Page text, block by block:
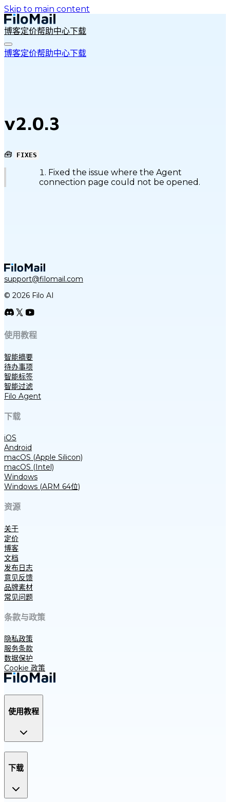
Skip to main content
博客定价帮助中心下载
博客定价帮助中心下载
v2.0.3
🧰 FIXES
Fixed the issue where the Agent
connection page could not be opened.
support@filomail.com
© 2026 Filo AI
使用教程
智能摘要
待办事项
智能标签
智能过滤
Filo Agent
下载
iOS
Android
macOS (Apple Silicon)
macOS (Intel)
Windows
Windows (ARM 64位)
资源
关于
定价
博客
文档
发布日志
意见反馈
品牌素材
常见问题
条款与政策
隐私政策
服务条款
数据保护
Cookie 政策
使用教程
下载